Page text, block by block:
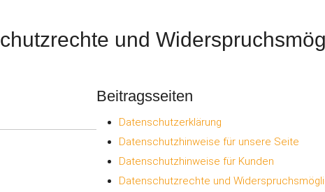
und
Beitragsseiten
Datenschutzerklärung
Datenschutzhinweise für unsere Seite
Datenschutzhinweise für Kunden
Datenschutzrechte und